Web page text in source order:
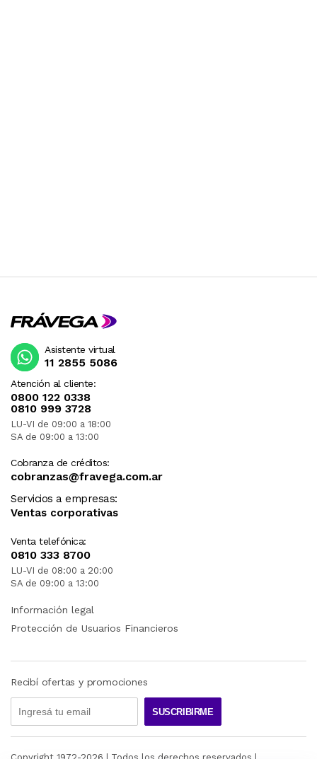
Atención al cliente:
0800 122 0338
0810 999 3728
LU-VI de 09:00 a 18:00
SA de 09:00 a 13:00
Cobranza de créditos:
cobranzas@fravega.com.ar
Servicios a empresas:
Ventas corporativas
Venta telefónica:
0810 333 8700
LU-VI de 08:00 a 20:00
SA de 09:00 a 13:00
Asistente virtual
11 2855 5086
Información legal
Protección de Usuarios Financieros
Recibí ofertas y promociones
SUSCRIBIRME